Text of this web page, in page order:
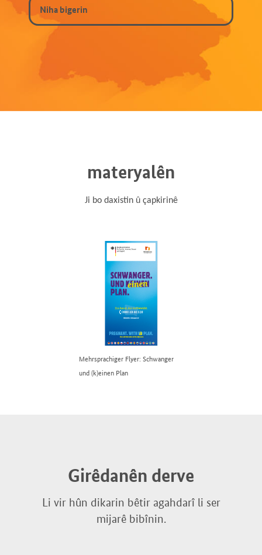
materyalên
Ji bo daxistin û çapkirinê
Mehrsprachiger Flyer: Schwanger
und (k)einen Plan
Girêdanên derve
Li vir hûn dikarin bêtir agahdarî li ser
mijarê bibînin.